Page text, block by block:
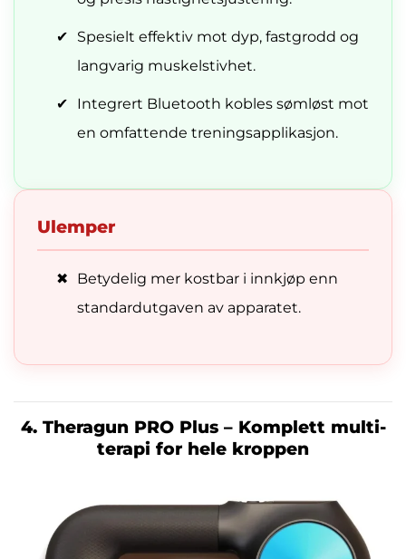
✔
Spesielt effektiv mot dyp, fastgrodd og
langvarig muskelstivhet.
✔
Integrert Bluetooth kobles sømløst mot
en omfattende treningsapplikasjon.
Ulemper
✖
Betydelig mer kostbar i innkjøp enn
standardutgaven av apparatet.
4. Theragun PRO Plus – Komplett multi-
terapi for hele kroppen